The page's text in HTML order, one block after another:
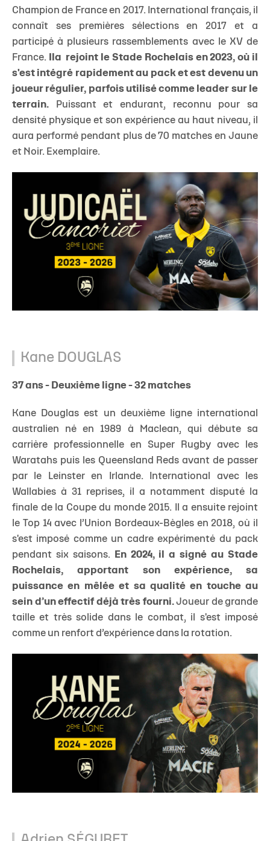
Champion de France en 2017. International français, il
connaît ses premières sélections en 2017 et a
participé à plusieurs rassemblements avec le XV de
France.
Ila rejoint le Stade Rochelais en 2023, où il
s'est intégré rapidement au pack et est devenu un
joueur régulier, parfois utilisé comme leader sur le
terrain. Puissant et endurant, reconnu pour sa
densité physique et son expérience au haut niveau, il
aura performé pendant plus de 70 matches en Jaune
et Noir. Exemplaire.
Kane DOUGLAS
37 ans - Deuxième ligne - 32 matches
Kane Douglas est un deuxième ligne international
australien né en 1989 à Maclean, qui débute sa
carrière professionnelle en Super Rugby avec les
Waratahs puis les Queensland Reds avant de passer
par le Leinster en Irlande. International avec les
Wallabies à 31 reprises, il a notamment disputé la
finale de la Coupe du monde 2015. Il a ensuite rejoint
le Top 14 avec l’Union Bordeaux-Bègles en 2018, où il
s'est imposé comme un cadre expérimenté du pack
pendant six saisons.
En 2024, il a signé au Stade
Rochelais, apportant son expérience, sa
puissance en mêlée et sa qualité en touche au
sein d’un effectif déjà très fourni. Joueur de grande
taille et très solide dans le combat, il s'est imposé
comme un renfort d’expérience dans la rotation.